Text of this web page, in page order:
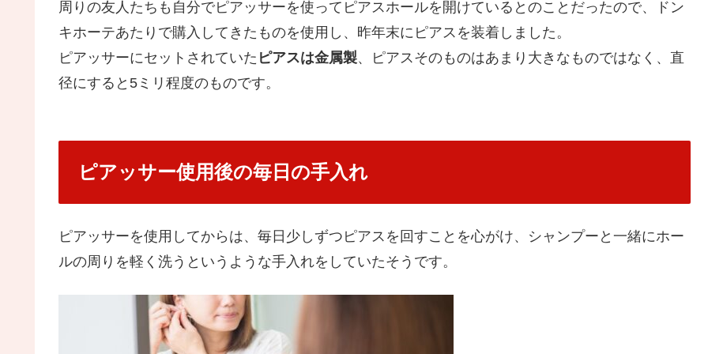
周りの友人たちも自分でピアッサーを使ってピアスホールを開けているとのことだったので、ドン
キホーテあたりで購入してきたものを使用し、昨年末にピアスを装着しました。
ピアッサーにセットされていた ピアスは金属製、ピアスそのものはあまり大きなものではなく、直
径にすると5ミリ程度のものです。
ピアッサー使用後の毎日の手入れ
ピアッサーを使用してからは、毎日少しずつピアスを回すことを心がけ、シャンプーと一緒にホー
ルの周りを軽く洗うというような手入れをしていたそうです。